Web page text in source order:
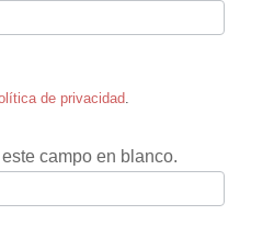
de privacidad
campo en blanco.